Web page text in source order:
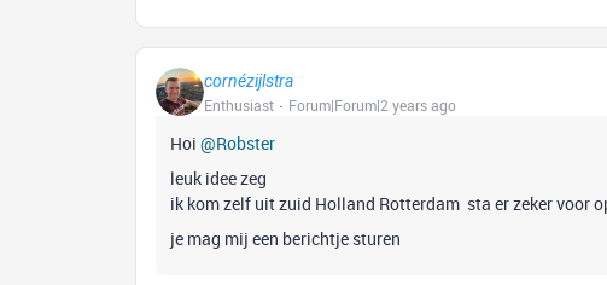
cornézijlstra
Enthusiast
Forum|Forum|2 years ago
Hoi @Robster
leuk idee zeg
ik kom zelf uit zuid Holland Rotterdam sta er zeker voor
je mag mij een berichtje sturen